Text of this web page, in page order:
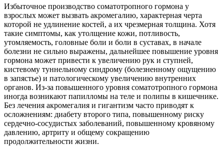
Избыточное производство соматотропного гормона у
взрослых может вызвать акромегалию, характерная черта
которой не удлинение костей, а их чрезмерная толщина. Хотя
такие симптомы, как утолщение кожи, потливость,
утомляемость, головные боли и боли в суставах, в начале
болезни не сильно выражены, дальнейшее повышение уровня
гормона может привести к увеличению рук и ступней,
кистевому туннельному синдрому (болезненному ощущению
в запястье) и патологическому увеличению внутренних
органов. Из-за повышенного уровня соматотропного гормона
иногда возникают папилломы на теле и полипы в кишечнике.
Без лечения акромегалия и гигантизм часто приводят к
осложнениям: диабету второго типа, повышенному риску
сердечно-сосудистых заболеваний, повышенному кровяному
давлению, артриту и общему сокращению
продолжительности жизни.